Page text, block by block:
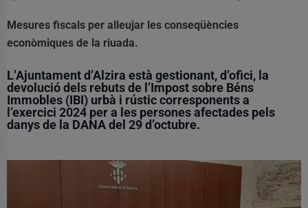
Mesures fiscals per alleujar les conseqüències
econòmiques de la riuada.
L’Ajuntament d’Alzira està gestionant, d’ofici, la
devolució dels rebuts de l’Impost sobre Béns
Immobles (IBI) urbà i rústic corresponents a
l’exercici 2024 per a les persones afectades pels
danys de la DANA del 29 d’octubre.